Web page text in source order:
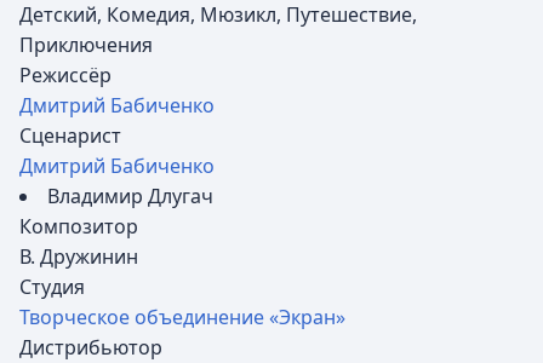
Детский, Комедия, Мюзикл, Путешествие,
Приключения
Режиссёр
Дмитрий Бабиченко
Сценарист
Дмитрий Бабиченко
Владимир Длугач
Композитор
В. Дружинин
Студия
Творческое объединение «Экран»
Дистрибьютор